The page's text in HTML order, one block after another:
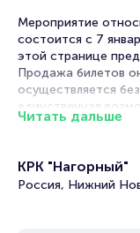
Мероприятие
состоится с 7
этой странице
Продажа билетов
осуществляется
единственная
шоу.
король»
Читать дальше
КРК "Нагорный"
Россия, Нижний